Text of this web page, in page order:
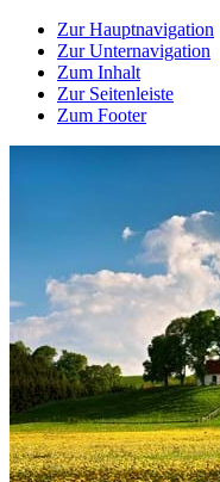
Zur Hauptnavigation
Zur Unternavigation
Zum Inhalt
Zur Seitenleiste
Zum Footer